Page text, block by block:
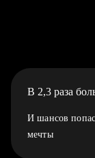
В 2,3 раза
И шансов
мечты